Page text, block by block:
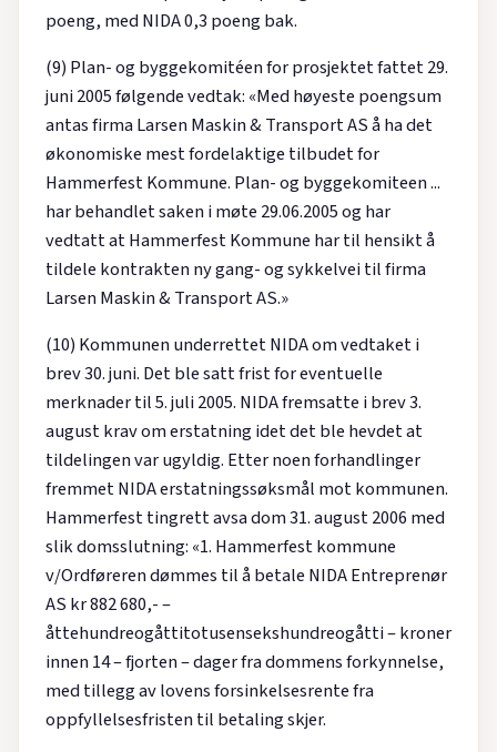
poeng, med NIDA 0,3 poeng bak.
(9) Plan- og byggekomitéen for prosjektet fattet 29.
juni 2005 følgende vedtak: «Med høyeste poengsum
antas firma Larsen Maskin & Transport AS å ha det
økonomiske mest fordelaktige tilbudet for
Hammerfest Kommune. Plan- og byggekomiteen ...
har behandlet saken i møte 29.06.2005 og har
vedtatt at Hammerfest Kommune har til hensikt å
tildele kontrakten ny gang- og sykkelvei til firma
Larsen Maskin & Transport AS.»
(10) Kommunen underrettet NIDA om vedtaket i
brev 30. juni. Det ble satt frist for eventuelle
merknader til 5. juli 2005. NIDA fremsatte i brev 3.
august krav om erstatning idet det ble hevdet at
tildelingen var ugyldig. Etter noen forhandlinger
fremmet NIDA erstatningssøksmål mot kommunen.
Hammerfest tingrett avsa dom 31. august 2006 med
slik domsslutning: «1. Hammerfest kommune
v/Ordføreren dømmes til å betale NIDA Entreprenør
AS kr 882 680,- –
åttehundreogåttitotusensekshundreogåtti – kroner
innen 14 – fjorten – dager fra dommens forkynnelse,
med tillegg av lovens forsinkelsesrente fra
oppfyllelsesfristen til betaling skjer.